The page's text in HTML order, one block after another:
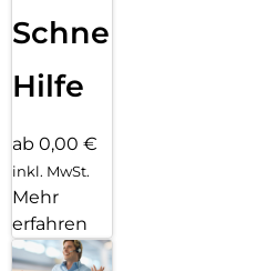
Schnelle
Hilfe
ab 0,00 €
inkl. MwSt.
Mehr
erfahren